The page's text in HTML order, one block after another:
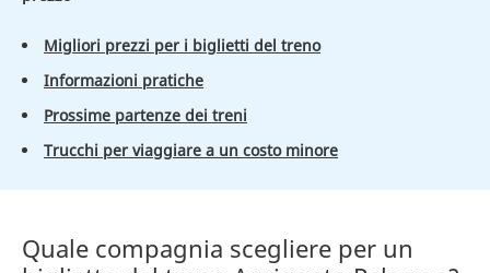
Migliori prezzi per i biglietti del treno
Informazioni pratiche
Prossime partenze dei treni
Trucchi per viaggiare a un costo minore
Quale compagnia scegliere per un